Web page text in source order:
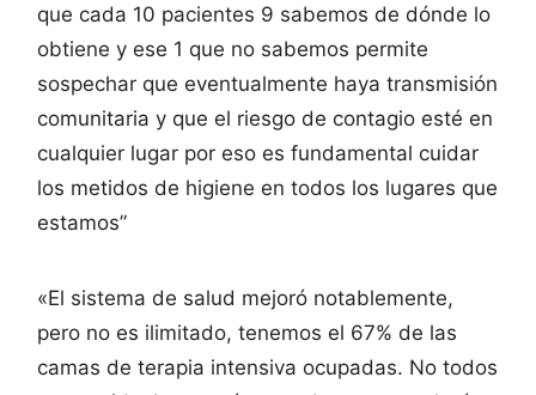
que cada 10 pacientes 9 sabemos de dónde lo
obtiene y ese 1 que no sabemos permite
sospechar que eventualmente haya transmisión
comunitaria y que el riesgo de contagio esté en
cualquier lugar por eso es fundamental cuidar
los metidos de higiene en todos los lugares que
estamos”
«El sistema de salud mejoró notablemente,
pero no es ilimitado, tenemos el 67% de las
camas de terapia intensiva ocupadas. No todos